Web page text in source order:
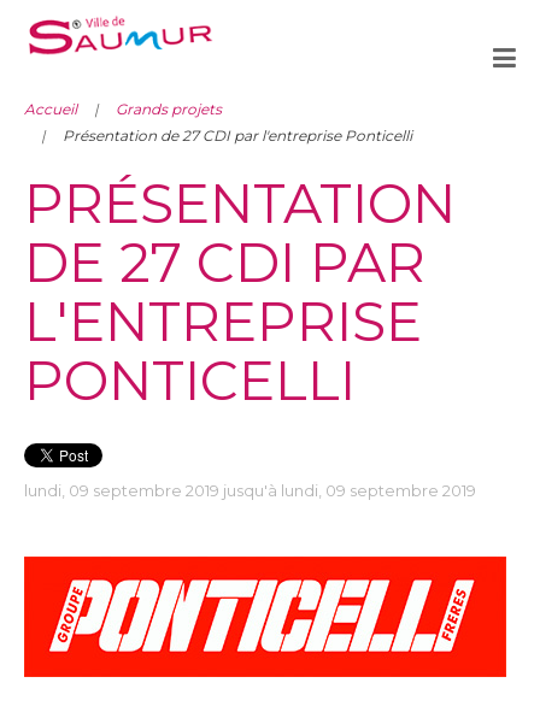
Accueil
Grands projets
Présentation de 27 CDI par l'entreprise Ponticelli
PRÉSENTATION
DE 27 CDI PAR
L'ENTREPRISE
PONTICELLI
lundi, 09 septembre 2019 jusqu'à lundi, 09 septembre 2019